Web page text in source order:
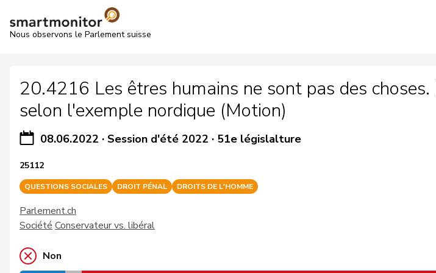
Nous observons le Parlement suisse
20.4216 Les êtres humains ne sont pas des
selon l'exemple nordique (Motion)
08.06.2022 · Session d'été 2022 · 51e législalture
25112
QUESTIONS SOCIALES DROIT PÉNAL DROITS DE L'HOMME
Parlement.ch
Société Conservateur vs. libéral
Non